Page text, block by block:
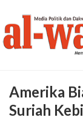
Amerika
Suriah